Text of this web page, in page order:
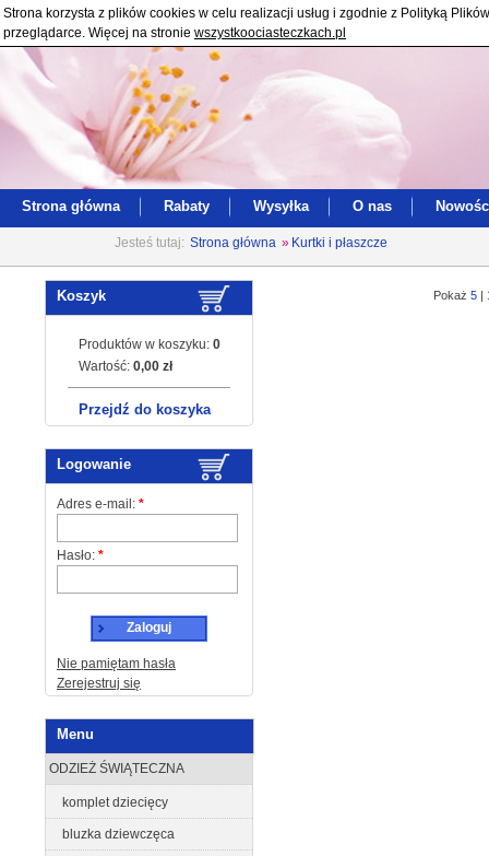
Strona korzysta z plików cookies w celu realizacji usług i zgodnie z Polityką
przeglądarce. Więcej na stronie wszystkoociasteczkach.pl
Strona główna Rabaty Wysyłka O nas
Jesteś tutaj: Strona główna » Kurtki i płaszcze
Koszyk
Produktów w koszyku: 0
Wartość: 0,00 zł
Przejdź do koszyka
Logowanie
Adres e-mail: *
Hasło: *
Zaloguj
Nie pamiętam hasła
Zerejestruj się
Menu
ODZIEŻ ŚWIĄTECZNA
komplet dziecięcy
bluzka dziewczęca
Pokaż 5 |